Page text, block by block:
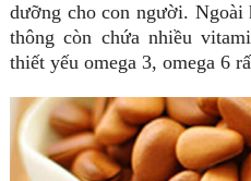
dưỡng cho con người. Ngoài
thông còn chứa nhiều
thiết yếu omega 3, omega 6